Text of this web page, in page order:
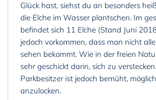
Glück hast, siehst du an besonders
die Elche im Wasser plantschen. Im
befindet sich 11 Elche (Stand Juni
jedoch vorkommen, dass man nicht
sehen bekommt. Wie in der freien
sehr geschickt darin, sich zu
Parkbesitzer ist jedoch bemüht,
anzulocken.